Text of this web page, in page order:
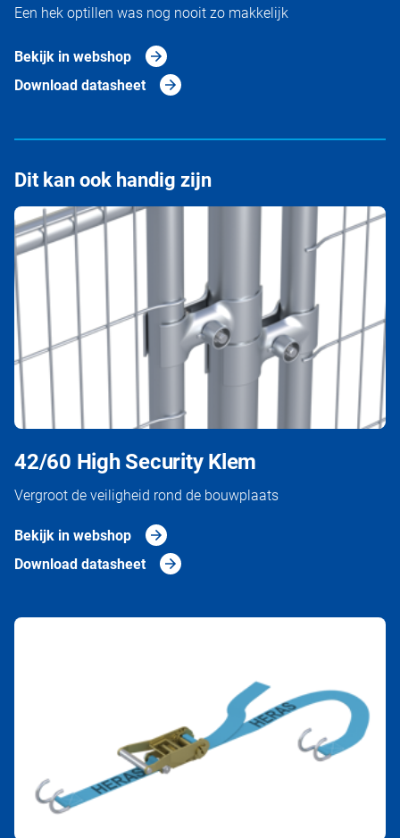
Een hek optillen was nog nooit zo makkelijk
Bekijk in webshop
Download datasheet
Dit kan ook handig zijn
42/60 High Security Klem
Vergroot de veiligheid rond de bouwplaats
Bekijk in webshop
Download datasheet